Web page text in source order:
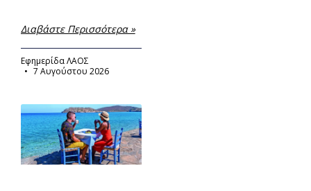
Διαβάστε Περισσότερα »
Εφημερίδα ΛΑΟΣ
7 Αυγούστου 2026